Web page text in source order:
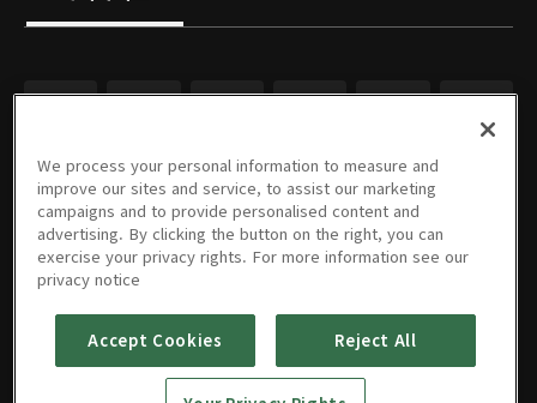
We process your personal information to measure and
improve our sites and service, to assist our marketing
campaigns and to provide personalised content and
advertising. By clicking the button on the right, you can
exercise your privacy rights. For more information see our
privacy notice
Accept Cookies Reject All